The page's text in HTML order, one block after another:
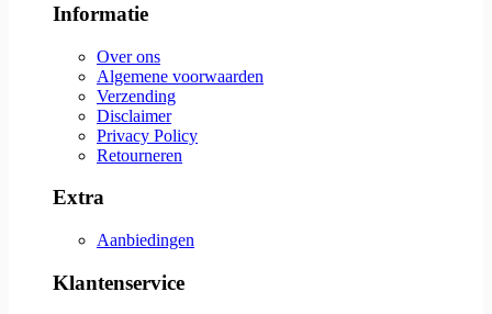
Informatie
Over ons
Algemene voorwaarden
Verzending
Disclaimer
Privacy Policy
Retourneren
Extra
Aanbiedingen
Klantenservice